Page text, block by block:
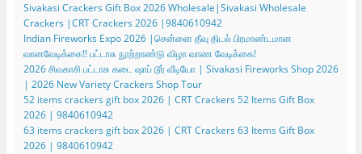
Sivakasi Crackers Gift Box 2026 Wholesale|Sivakasi Wholesale
Crackers |CRT Crackers 2026 |9840610942
Indian Fireworks Expo 2026 |சென்னை தீவு திடல் பிரமாண்டமான
வானவேடிக்கை!! பட்டாசு நூற்றாண்டு விழா வாண வேடிக்கை!
2026 சிவகாசி பட்டாசு கடை ஷாப் டூர் வீடியோ | Sivakasi Fireworks Shop 2026
| 2026 New Variety Crackers Shop Tour
52 items crackers gift box 2026 | CRT Crackers 52 Items Gift Box
2026 | 9840610942
63 items crackers gift box 2026 | CRT Crackers 63 Items Gift Box
2026 | 9840610942